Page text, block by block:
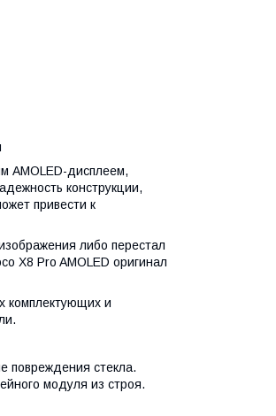
AMOLED-дисплеем,
конструкции,
привести к
либо перестал
X8 Pro AMOLED оригинал
комплектующих и
повреждения стекла.
модуля из строя.